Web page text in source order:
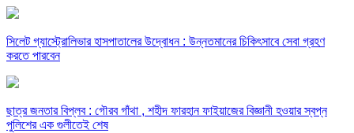
সিলেট গ্যাস্ট্রোলিভার হাসপাতালের উদ্বোধন : উন্নতমানের চিকিৎসাবে সেবা গ্রহণ
করতে পারবেন
ছাত্র জনতার বিপ্লব : গৌরব গাঁথা , শহীদ ফারহান ফাইয়াজের বিজ্ঞানী হওয়ার স্বপ্ন
পুলিশের এক গুলীতেই শেষ